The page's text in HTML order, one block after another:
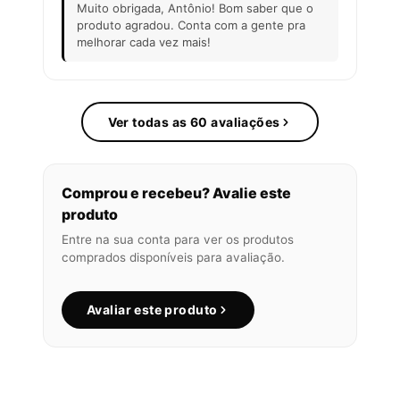
Muito obrigada, Antônio! Bom saber que o
produto agradou. Conta com a gente pra
melhorar cada vez mais!
Ver todas as 60 avaliações
Comprou e recebeu? Avalie este
produto
Entre na sua conta para ver os produtos
comprados disponíveis para avaliação.
Avaliar este produto